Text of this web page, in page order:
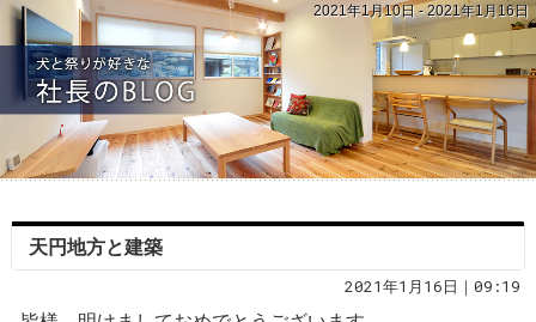
2021年1月10日 - 2021年1月16日
天円地方と建築
2021年1月16日｜09:19